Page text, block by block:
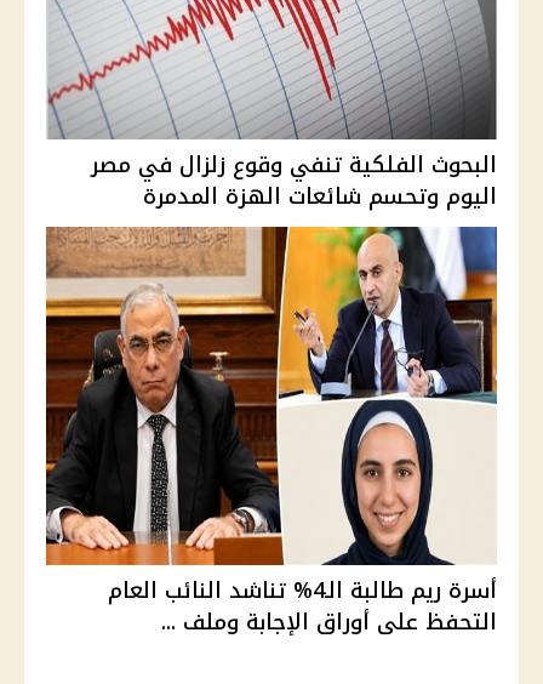
البحوث الفلكية تنفي وقوع زلزال في مصر
اليوم وتحسم شائعات الهزة المدمرة
أسرة ريم طالبة الـ4% تناشد النائب العام
التحفظ على أوراق الإجابة وملف ...